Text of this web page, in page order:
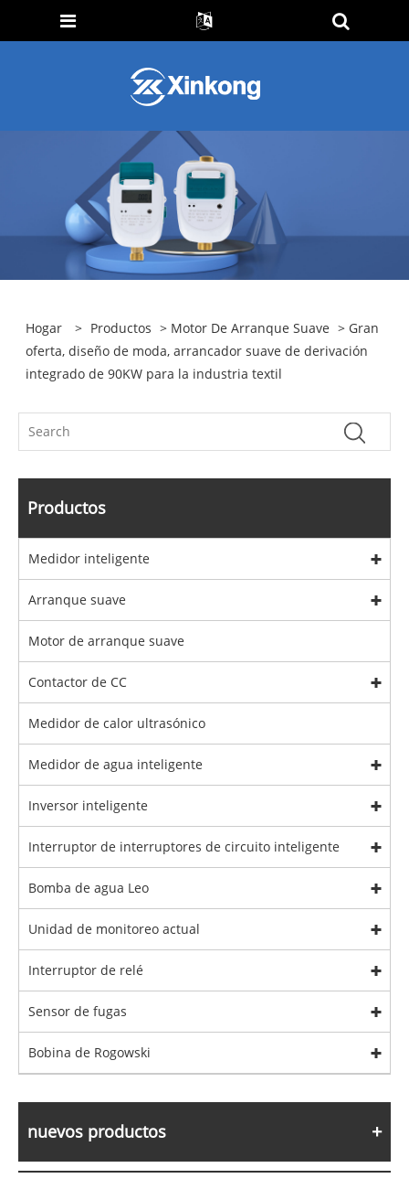
Hogar > Productos > Motor De Arranque Suave > Gran
oferta, diseño de moda, arrancador suave de derivación
integrado de 90KW para la industria textil
Productos
Medidor inteligente
Arranque suave
Motor de arranque suave
Contactor de CC
Medidor de calor ultrasónico
Medidor de agua inteligente
Inversor inteligente
Interruptor de interruptores de circuito inteligente
Bomba de agua Leo
Unidad de monitoreo actual
Interruptor de relé
Sensor de fugas
Bobina de Rogowski
nuevos productos